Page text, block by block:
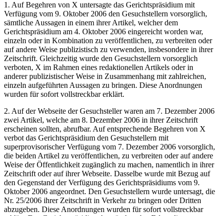
1. Auf Begehren von X untersagte das Gerichtspräsidium mit
Verfügung vom 9. Oktober 2006 den Gesuchstellern vorsorglich,
sämtliche Aussagen in einem ihrer Artikel, welcher dem
Gerichtspräsidium am 4. Oktober 2006 eingereicht worden war,
einzeln oder in Kombination zu veröffentlichen, zu verbreiten oder
auf andere Weise publizistisch zu verwenden, insbesondere in ihrer
Zeitschrift. Gleichzeitig wurde den Gesuchstellern vorsorglich
verboten, X im Rahmen eines redaktionellen Artikels oder in
anderer publizistischer Weise in Zusammenhang mit zahlreichen,
einzeln aufgeführten Aussagen zu bringen. Diese Anordnungen
wurden für sofort vollstreckbar erklärt.
2. Auf der Webseite der Gesuchsteller waren am 7. Dezember 2006
zwei Artikel, welche am 8. Dezember 2006 in ihrer Zeitschrift
erscheinen sollten, abrufbar. Auf entsprechende Begehren von X
verbot das Gerichtspräsidium den Gesuchstellern mit
superprovisorischer Verfügung vom 7. Dezember 2006 vorsorglich,
die beiden Artikel zu veröffentlichen, zu verbreiten oder auf andere
Weise der Öffentlichkeit zugänglich zu machen, namentlich in ihrer
Zeitschrift oder auf ihrer Webseite. Dasselbe wurde mit Bezug auf
den Gegenstand der Verfügung des Gerichtspräsidiums vom 9.
Oktober 2006 angeordnet. Den Gesuchstellern wurde untersagt, die
Nr. 25/2006 ihrer Zeitschrift in Verkehr zu bringen oder Dritten
abzugeben. Diese Anordnungen wurden für sofort vollstreckbar